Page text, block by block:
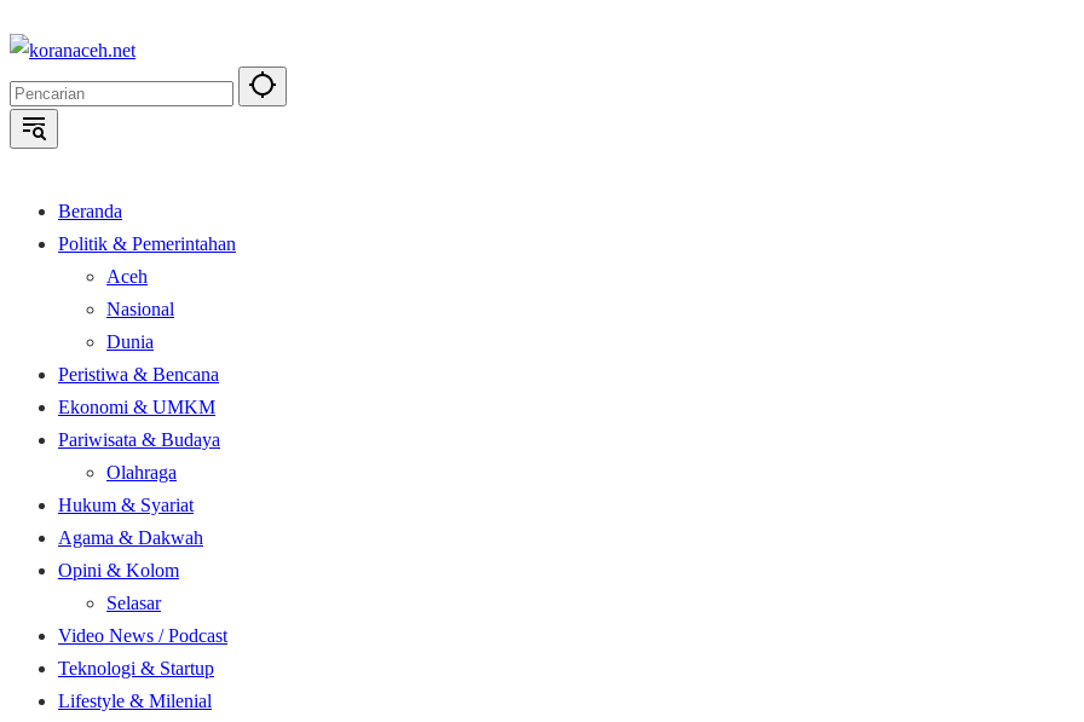
ke
konten
Beranda
Politik & Pemerintahan
Aceh
Nasional
Dunia
Peristiwa & Bencana
Ekonomi & UMKM
Pariwisata & Budaya
Olahraga
Hukum & Syariat
Agama & Dakwah
Opini & Kolom
Selasar
Video News / Podcast
Teknologi & Startup
Lifestyle & Milenial